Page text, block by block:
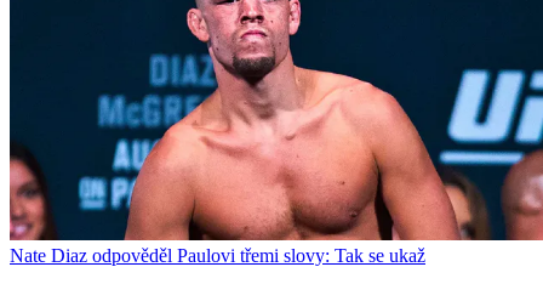
Nate Diaz odpověděl Paulovi třemi slovy: Tak se ukaž